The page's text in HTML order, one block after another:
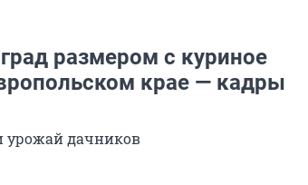
размером с куриное
крае — кадры
урожай дачников